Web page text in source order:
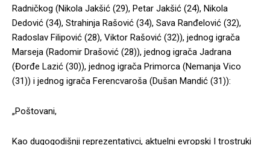
Radničkog (Nikola Jakšić (29), Petar Jakšić (24), Nikola
Dedović (34), Strahinja Rašović (34), Sava Ranđelović (32),
Radoslav Filipović (28), Viktor Rašović (32)), jednog igrača
Marseja (Radomir Drašović (28)), jednog igrača Jadrana
(Đorđe Lazić (30)), jednog igrača Primorca (Nemanja Vico
(31)) i jednog igrača Ferencvaroša (Dušan Mandić (31)):
„Poštovani,
Kao dugogodišnji reprezentativci, aktuelni evropski I trostruki